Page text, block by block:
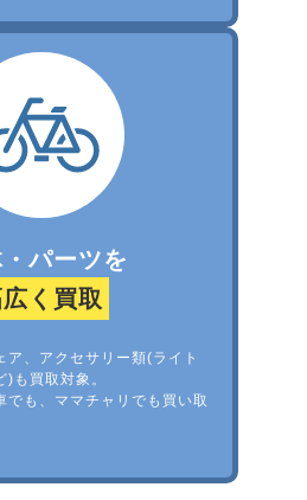
パーツを
く買取
ア、アクセサリー類(ライト
も買取対象。
でも、ママチャリでも買い取